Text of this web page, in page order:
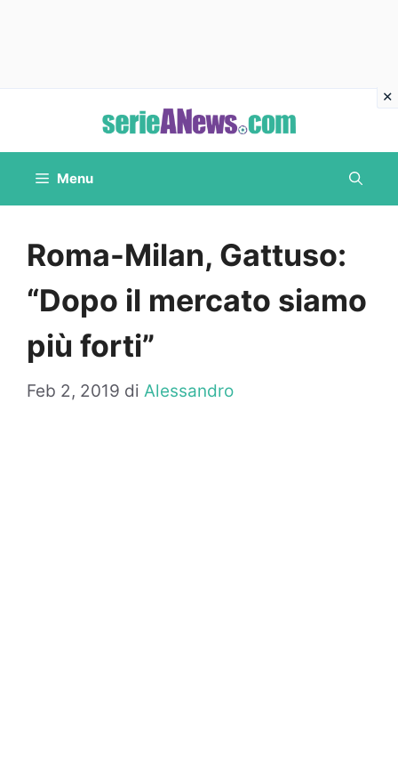
contenuto
Menu
Roma-Milan, Gattuso:
“Dopo il mercato siamo
più forti”
Feb 2, 2019 di Alessandro